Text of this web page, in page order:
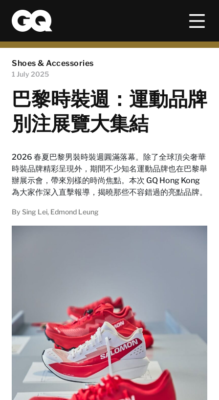
Shoes & Accessories
1 July 2025
巴黎時裝週：運動品牌
別注展覽大集結
2026 春夏巴黎男裝時裝週圓滿落幕。除了全球頂尖奢華
時裝品牌精彩呈現外，期間不少知名運動品牌也在巴黎舉
辦展示會，帶來別樣的時尚焦點。本次 GQ Hong Kong
為大家作深入直擊報導，揭曉那些不容錯過的亮點品牌。
By Sing Lei, Edmond Leung